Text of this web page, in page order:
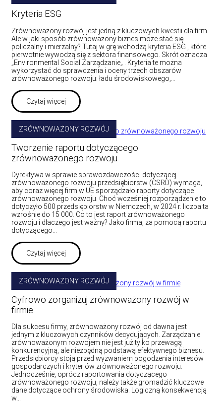
Kryteria ESG
Zrównoważony rozwój jest jedną z kluczowych kwestii dla firm.
Ale w jaki sposób zrównoważony biznes może stać się
policzalny i mierzalny? Tutaj w grę wchodzą kryteria ESG , które
pierwotnie wywodzą się z sektora finansowego. Skrót oznacza
„Environmental Social Zarządzanie„ . Kryteria te można
wykorzystać do sprawdzenia i oceny trzech obszarów
zrównoważonego rozwoju: ładu środowiskowego,…
Czytaj więcej
ZRÓWNOWAŻONY ROZWÓJ
Tworzenie raportu dotyczącego
zrównoważonego rozwoju
Dyrektywa w sprawie sprawozdawczości dotyczącej
zrównoważonego rozwoju przedsiębiorstw (CSRD) wymaga,
aby coraz więcej firm w UE sporządzało raporty dotyczące
zrównoważonego rozwoju. Choć wcześniej rozporządzenie to
dotyczyło 500 przedsiębiorstw w Niemczech, w 2024 r. liczba ta
wzrośnie do 15 000. Co to jest raport zrównoważonego
rozwoju i dlaczego jest ważny? Jako firma, za pomocą raportu
dotyczącego…
Czytaj więcej
ZRÓWNOWAŻONY ROZWÓJ
Cyfrowo zorganizuj zrównoważony rozwój w
firmie
Dla sukcesu firmy, zrównoważony rozwój od dawna jest
jednym z kluczowych czynników decydujących. Zarządzanie
zrównoważonym rozwojem nie jest już tylko przewagą
konkurencyjną, ale niezbędną podstawą efektywnego biznesu.
Przedsiębiorcy stoją przed wyzwaniem pogodzenia interesów
gospodarczych i kryteriów zrównoważonego rozwoju.
Jednocześnie, oprócz raportowania dotyczącego
zrównoważonego rozwoju, należy także gromadzić kluczowe
dane dotyczące ochrony środowiska. Logiczną konsekwencją
w…